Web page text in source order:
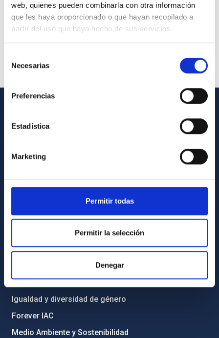
web, quienes pueden combinarla con otra información
que les haya proporcionado o que hayan recopilado a
partir del uso que haya hecho de sus servicios.
Necesarias
Preferencias
Estadística
Marketing
Permitir todas
Permitir la selección
Denegar
Cómo llegar al IAC
Biblioteca
INFORMACIÓN INSTITUCIONAL
Legislación
Código ético y política antifraude
Igualdad y diversidad de género
Forever IAC
Medio Ambiente y Sostenibilidad